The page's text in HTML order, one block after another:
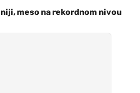
meso na rekordnom nivou